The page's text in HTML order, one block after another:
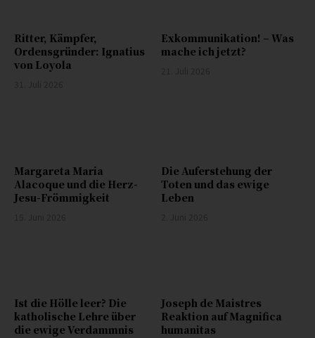
Ritter, Kämpfer,
Ordensgründer: Ignatius
von Loyola
Exkommunikation! – Was
mache ich jetzt?
Margareta Maria
Alacoque und die Herz-
Jesu-Frömmigkeit
Die Auferstehung der
Toten und das ewige
Leben
Ist die Hölle leer? Die
katholische Lehre über
die ewige Verdammnis
Joseph de Maistres
Reaktion auf Magnifica
humanitas